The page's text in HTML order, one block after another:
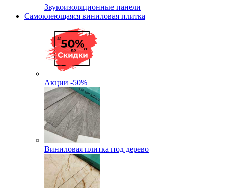
Звукоизоляционные панели
Самоклеющаяся виниловая плитка
Акции -50%
Виниловая плитка под дерево